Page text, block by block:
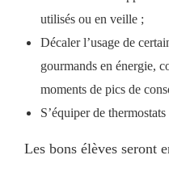
utilisés ou en veille ;
Décaler l’usage de
gourmands en énergie,
moments de pics de
S’équiper de
Les bons élèves seront